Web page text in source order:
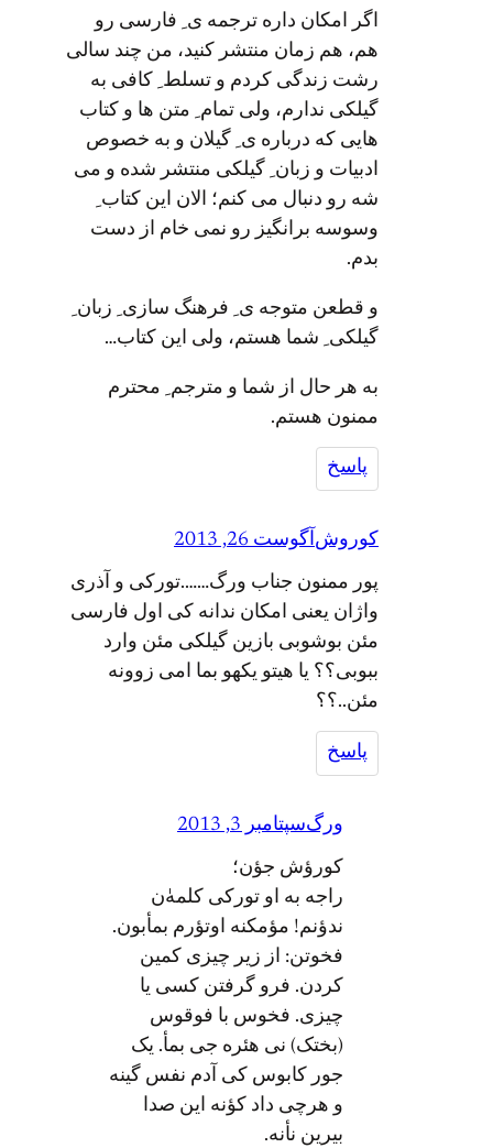
اگر امکان داره ترجمه ی ِ فارسی رو
هم، هم زمان منتشر کنید، من چند سالی
رشت زندگی کردم و تسلط ِ کافی به
گیلکی ندارم، ولی تمام ِ متن ها و کتاب
هایی که درباره ی ِ گیلان و به خصوص
ادبیات و زبان ِ گیلکی منتشر شده و می
شه رو دنبال می کنم؛ الان این کتاب ِ
وسوسه برانگیز رو نمی خام از دست
بدم.
و قطعن متوجه ی ِ فرهنگ سازی ِ زبان ِ
گیلکی ِ شما هستم، ولی این کتاب…
به هر حال از شما و مترجم ِ محترم
ممنون هستم.
پاسخ
کوروشآگوست 26, 2013
پور ممنون جناب ورگ…….تورکی و آذری
واژان یعنی امکان ندانه کی اول فارسی
مئن بوشوبی بازین گیلکی مئن وارد
ببوبی؟؟ یا هیتو یکهو بما امی زوونه
مئن..؟؟
پاسخ
ورگسپتامبر 3, 2013
کورؤش جؤن؛
راجه به او تورکی کلمه‌ٰن
ندؤنم! مؤمکنه اوتؤرم بمأبون.
فخوتن: از زیر چیزی کمین
کردن. فرو گرفتن کسی یا
چیزی. فخوس با فوقوس
(بختک) نی هئره جی بمأ. یک
جور کابوس کی آدم نفس گینه
و هرچی داد کؤنه این صدا
بیرین نأنه.